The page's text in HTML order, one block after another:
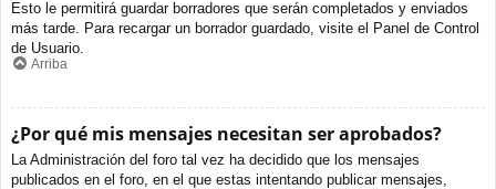
Esto le permitirá guardar borradores que serán completados y enviados
más tarde. Para recargar un borrador guardado, visite el Panel de Control
de Usuario.
Arriba
¿Por qué mis mensajes necesitan ser aprobados?
La Administración del foro tal vez ha decidido que los mensajes
publicados en el foro, en el que estas intentando publicar mensajes,